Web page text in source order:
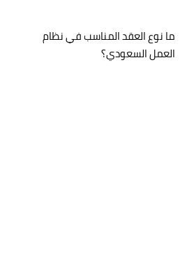
ما نوع العقد المناسب في نظام
العمل السعودي؟